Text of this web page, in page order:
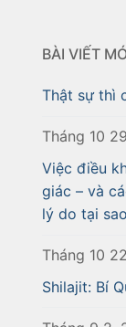
BÀI VIẾT
Thật sự thì
Tháng 10
Việc điều
giác – và
lý do tại sao
Tháng 10
Shilajit: Bí